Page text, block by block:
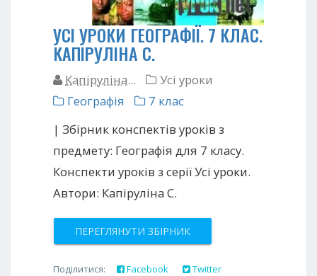
УСІ УРОКИ ГЕОГРАФІЇ. 7 КЛАС.
КАПІРУЛІНА С.
Капіруліна...
Усі уроки
Географія
7 клас
| Збірник конспектів уроків з
предмету: Географія для 7 класу.
Конспекти уроків з серії Усі уроки.
Автори: Капіруліна С.
ПЕРЕГЛЯНУТИ ЗБІРНИК
Поділитися: Facebook
Twitter